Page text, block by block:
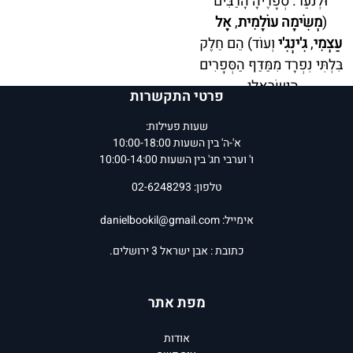
(מְשִׂימָה עוֹלָמִית,אֶל
עַצְמִי,גִ'ינְגִ'יוְעוֹד) הֵם חֵלֶק
בִּלְתִּי נִפְרָד מִמַּדַּף הַסְּפָרִים
הַיִּשְׂרְאֵלִי.
פרטים נוספים
המחיר שלנו:
הוסף לסל
פרטים נוספים
פרטי התקשרות
שעות פעילות:
א'-ה' בין השעות 10:00-18:00
ו' וערבי חג' בין השעות 10:00-14:00
טלפון: 02-6248293
אימייל:danielbookil@gmail.com
כתובת : אבן ישראל 3 ירושלים.
מפת אתר
אודות